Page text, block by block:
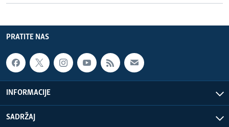
PRATITE NAS
INFORMACIJE
SADRŽAJ